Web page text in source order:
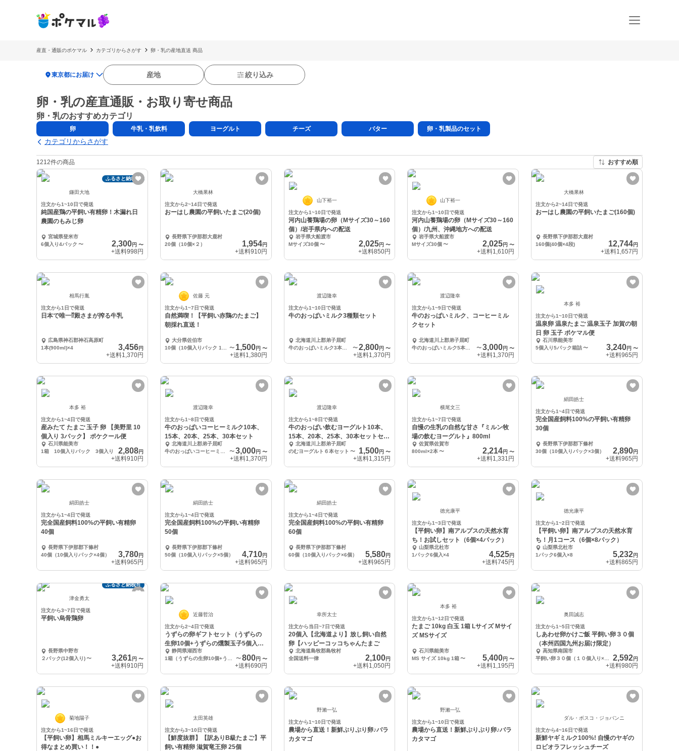
産直・通販のポケマル カテゴリからさがす 卵・乳の産地直送 商品
location_on東京都にお届け 産地 絞り込み
卵・乳の産直通販・お取り寄せ商品
卵・乳のおすすめカテゴリ
卵 牛乳・乳飲料 ヨーグルト チーズ バター 卵・乳製品のセット
カテゴリからさがす
1212件の商品 おすすめ順
ふるさと納税可
鎌田大地
注文から1~10日で発送
純国産鶏の平飼い有精卵！木漏れ日
農園のもみじ卵
宮城県登米市
6個入り4パック 〜 2,300円 〜
+送料998円
大橋果林
注文から2~14日で発送
おーはし農園の平飼いたまご(20個)
長野県下伊那郡大鹿村
20個（10個×２）
1,954円
+送料910円
山下裕一
注文から1~10日で発送
河内山養鶏場の卵（Mサイズ30～160
個）/岩手県内への配送
岩手県大船渡市
Mサイズ30個 〜 2,025円〜
+送料850円
山下裕一
注文から1~10日で発送
河内山養鶏場の卵（Mサイズ30～160
個）/九州、沖縄地方への配送
岩手県大船渡市
Mサイズ30個 〜 2,025円〜
+送料1,610円
大橋果林
注文から2~14日で発送
おーはし農園の平飼いたまご(160個)
長野県下伊那郡大鹿村
160個(40個×4段)
12,744円
+送料1,657円
相馬行胤
注文から1日で発送
日本で唯一⁉︎殿さまが搾る牛乳
広島県神石郡神石高原町
1本(900ml)×4
3,456円
+送料1,370円
佐藤 元
注文から1~7日で発送
自然満喫！【平飼い赤鶏のたまご】
朝採れ直送！
大分県佐伯市
〜 1,500円 〜
+送料1,380円
渡辺隆幸
注文から1~10日で発送
牛のおっぱいミルク3種類セット
北海道川上郡弟子屈町
牛のおっぱいミルク3本コーヒーミルク3本、ヨーグルト4本セット
〜 2,800円〜
+送料1,370円
渡辺隆幸
注文から1~9日で発送
牛のおっぱいミルク、コーヒーミル
クセット
北海道川上郡弟子屈町
〜3,000円〜
+送料1,370円
本多 裕
注文から1~10日で発送
温泉卵 温泉たまご 温泉玉子 加賀の朝
日 卵 玉子 ポケマル便
石川県能美市
5個入り5パック箱詰〜 3,240円 〜
+送料965円
本多 裕
注文から1~4日で発送
産みたて たまご 玉子 卵 【美野里 10
個入り 3パック】 ポケクール便
石川県能美市
1箱 10個入りパック 3個入り
2,808円
+送料910円
渡辺隆幸
注文から1~8日で発送
牛のおっぱいコーヒーミルク10本、
15本、20本、25本、30本セット
北海道川上郡弟子屈町
〜 3,000円 〜
+送料1,370円
渡辺隆幸
注文から1~8日で発送
牛のおっぱい飲むヨーグルト10本、
15本、20本、25本、30本セットセッ
ト 北海道川上郡弟子屈町
のむヨーグルト６本セット 〜 1,500円〜
+送料1,315円
横尾文三
注文から1~7日で発送
自慢の生乳の自然な甘さ『ミルン牧
場の飲むヨーグルト』800ml
佐賀県佐賀市
800ml×2本 〜 2,214円〜
+送料1,331円
絹田皓士
注文から1~4日で発送
完全国産飼料100%の平飼い有精卵
30個
長野県下伊那郡下條村
30個（10個入りパック×3個）
2,890円
+送料965円
絹田皓士
注文から1~4日で発送
完全国産飼料100%の平飼い有精卵
40個
長野県下伊那郡下條村
40個（10個入りパック×4個）
3,780円
+送料965円
絹田皓士
注文から1~4日で発送
完全国産飼料100%の平飼い有精卵
50個
長野県下伊那郡下條村
50個（10個入りパック×5個）
4,710円
+送料965円
絹田皓士
注文から1~4日で発送
完全国産飼料100%の平飼い有精卵
60個
長野県下伊那郡下條村
60個（10個入りパック×6個）
5,580円
+送料965円
徳光康平
注文から1~3日で発送
【平飼い卵】南アルプスの天然水育
ち！お試しセット（6個×4パック）
山梨県北杜市
1パック6個入×4
4,525円
+送料745円
徳光康平
注文から1~2日で発送
【平飼い卵】南アルプスの天然水育
ち！月1コース（6個×8パック）
山梨県北杜市
1パック6個入×8
5,232円
+送料865円
ふるさと納税可
津金勇太
注文から3~7日で発送
平飼い烏骨鶏卵
長野県中野市
２パック(12個入り)〜 3,261円 〜
+送料910円
近藤哲治
注文から2~4日で発送
うずらの卵ギフトセット（うずらの
生卵10個+うずらの燻製玉子5個入2
袋 ）静岡県湖西市
〜 800円 〜
+送料690円
幸所太士
注文から当日~7日で発送
20個入【北海道より】放し飼い自然
卵【ハッピーコッコちゃんたまご
北海道島牧郡島牧村
全国送料一律
2,100円
+送料1,050円
本多 裕
注文から1~12日で発送
たまご 10kg 白玉 1箱 Lサイズ Mサイ
ズ MSサイズ
石川県能美市
MS サイズ 10kg 1箱 〜 5,400円〜
+送料1,195円
奥田誠志
注文から1~5日で発送
しあわせ卵かけご飯 平飼い卵３０個
（本州四国九州お届け限定）
高知県南国市
2,592円
+送料980円
菊地陽子
注文から1~16日で発送
【平飼い卵】相馬ミルキーエッグ●お
得なまとめ買い！！●
太田英雄
注文から3~10日で発送
【鮮度抜群】【訳ありB級たまご】平
飼い有精卵 滋賀竜王卵 25個
野瀨一弘
注文から1~10日で発送
農場から直送！新鮮ぷりぷり卵♪バラ
カタマゴ
野瀨一弘
注文から1~10日で発送
農場から直送！新鮮ぷりぷり卵♪バラ
カタマゴ
ダル・ボスコ・ジョバンニ
注文から4~16日で発送
新鮮ヤギミルク100%! 自慢のヤギの
ロビオラフレッシュチーズ